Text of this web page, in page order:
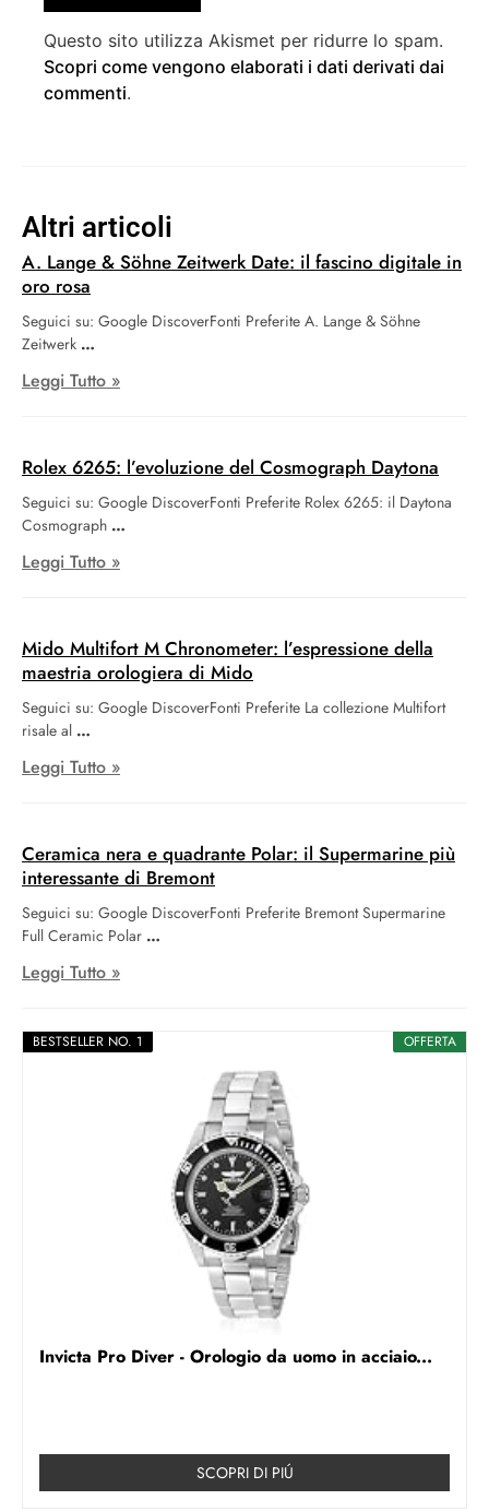
OFFERTA
BESTSELLER NO. 1
Invicta Pro Diver - Orologio da uomo in acciaio...
SCOPRI DI PIÚ
Altri articoli
A. Lange & Söhne Zeitwerk Date: il fascino digitale in
oro rosa
Seguici su: Google DiscoverFonti Preferite A. Lange & Söhne
Zeitwerk
Leggi Tutto »
Rolex 6265: l’evoluzione del Cosmograph Daytona
Seguici su: Google DiscoverFonti Preferite Rolex 6265: il Daytona
Cosmograph
Leggi Tutto »
Mido Multifort M Chronometer: l’espressione della
maestria orologiera di Mido
Seguici su: Google DiscoverFonti Preferite La collezione Multifort
risale al
Leggi Tutto »
Ceramica nera e quadrante Polar: il Supermarine più
interessante di Bremont
Seguici su: Google DiscoverFonti Preferite Bremont Supermarine
Full Ceramic Polar
Leggi Tutto »
Questo sito utilizza Akismet per ridurre lo spam.
Scopri come vengono elaborati i dati derivati dai
commenti.